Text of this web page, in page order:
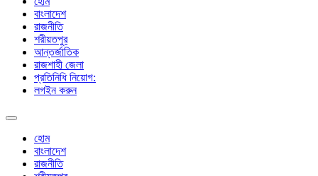
বাংলাদেশ
রাজনীতি
শরীয়তপুর
আন্তর্জাতিক
রাজশাহী জেলা
প্রতিনিধি নিয়োগ:
লগইন করুন
হোম
বাংলাদেশ
রাজনীতি